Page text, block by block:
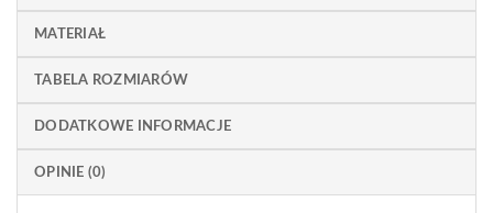
MATERIAŁ
TABELA ROZMIARÓW
DODATKOWE INFORMACJE
OPINIE (0)